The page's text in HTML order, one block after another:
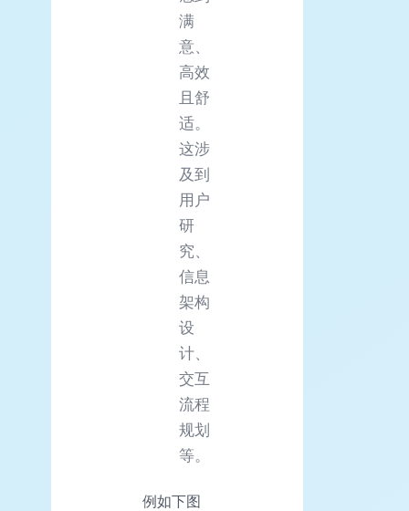
满
意、
高效
且舒
适。
这涉
及到
用户
研
究、
信息
架构
设
计、
交互
流程
规划
等。
例如下图